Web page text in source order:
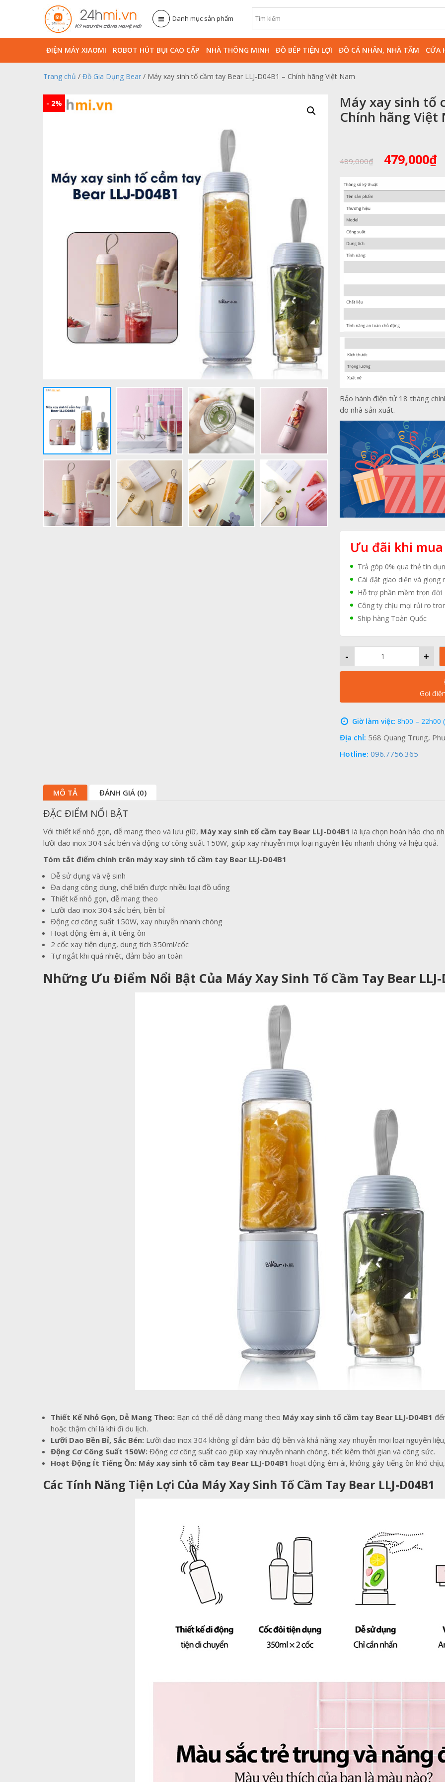
Danh mục sản phẩm
ĐIỆN MÁY XIAOMI ROBOT HÚT BỤI CAO CẤP NHÀ THÔNG MINH ĐỒ BẾP TIỆN LỢI ĐỒ CÁ NHÂN, NHÀ TẮM CỬA
Trang chủ / Đồ Gia Dụng Bear / Máy xay sinh tố cầm tay Bear LLJ-D04B1 – Chính hãng Việt Nam
- 2%
Máy xay sinh tố
Chính hãng Việt
489,000₫ Giá
gốc
489,000₫.
479,000₫
Bảo hành điện tử 18 tháng
do nhà sản xuất.
Ưu đãi khi
Trả góp 0% qua thẻ tín
Cài đặt giao diện và giọng
Hỗ trợ phần mềm trọn đời
Công ty chịu mọi rủi ro
Ship hàng Toàn Quốc
+
-
Gọi
Giờ làm việc: 8h00 – 22h00
Địa chỉ: 568 Quang Trung,
Hotline: 096.7756.365
MÔ TẢ ĐÁNH GIÁ (0)
ĐẶC ĐIỂM NỔI BẬT
Với thiết kế nhỏ gọn, dễ mang theo và lưu giữ, Máy xay sinh tố cầm tay Bear LLJ-D04B1 là lựa chọn hoàn hảo cho
lưỡi dao inox 304 sắc bén và động cơ công suất 150W, giúp xay nhuyễn mọi loại nguyên liệu nhanh chóng và hiệu quả.
Tóm tắt điểm chính trên máy xay sinh tố cầm tay Bear LLJ-D04B1
Dễ sử dụng và vệ sinh
Đa dạng công dụng, chế biến được nhiều loại đồ uống
Thiết kế nhỏ gọn, dễ mang theo
Lưỡi dao inox 304 sắc bén, bền bỉ
Động cơ công suất 150W, xay nhuyễn nhanh chóng
Hoạt động êm ái, ít tiếng ồn
2 cốc xay tiện dụng, dung tích 350ml/cốc
Tự ngắt khi quá nhiệt, đảm bảo an toàn
Những Ưu Điểm Nổi Bật Của Máy Xay Sinh Tố Cầm Tay Bear LLJ-
Thiết Kế Nhỏ Gọn, Dễ Mang Theo: Bạn có thể dễ dàng mang theo Máy xay sinh tố cầm tay Bear LLJ-D04B1
hoặc thậm chí là khi đi du lịch.
Lưỡi Dao Bền Bỉ, Sắc Bén: Lưỡi dao inox 304 không gỉ đảm bảo độ bền và khả năng xay nhuyễn mọi loại nguyên
Động Cơ Công Suất 150W: Động cơ công suất cao giúp xay nhuyễn nhanh chóng, tiết kiệm thời gian và công sức.
Hoạt Động Ít Tiếng Ồn: Máy xay sinh tố cầm tay Bear LLJ-D04B1 hoạt động êm ái, không gây tiếng ồn khó
Các Tính Năng Tiện Lợi Của Máy Xay Sinh Tố Cầm Tay Bear LLJ-D04B1